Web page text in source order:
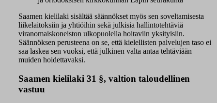
Saamen kielilaki sisältää säännökset myös sen soveltamisesta
liikelaitoksiin ja yhtiöihin sekä julkisia hallintotehtäviä
viranomaiskoneiston ulkopuolella hoitaviin yksityisiin.
Säännöksen perusteena on se, että kielellisten palvelujen taso ei
saa laskea sen vuoksi, että julkinen valta antaa tehtäviään
muiden hoidettavaksi.
Saamen kielilaki 31 §, valtion taloudellinen
vastuu